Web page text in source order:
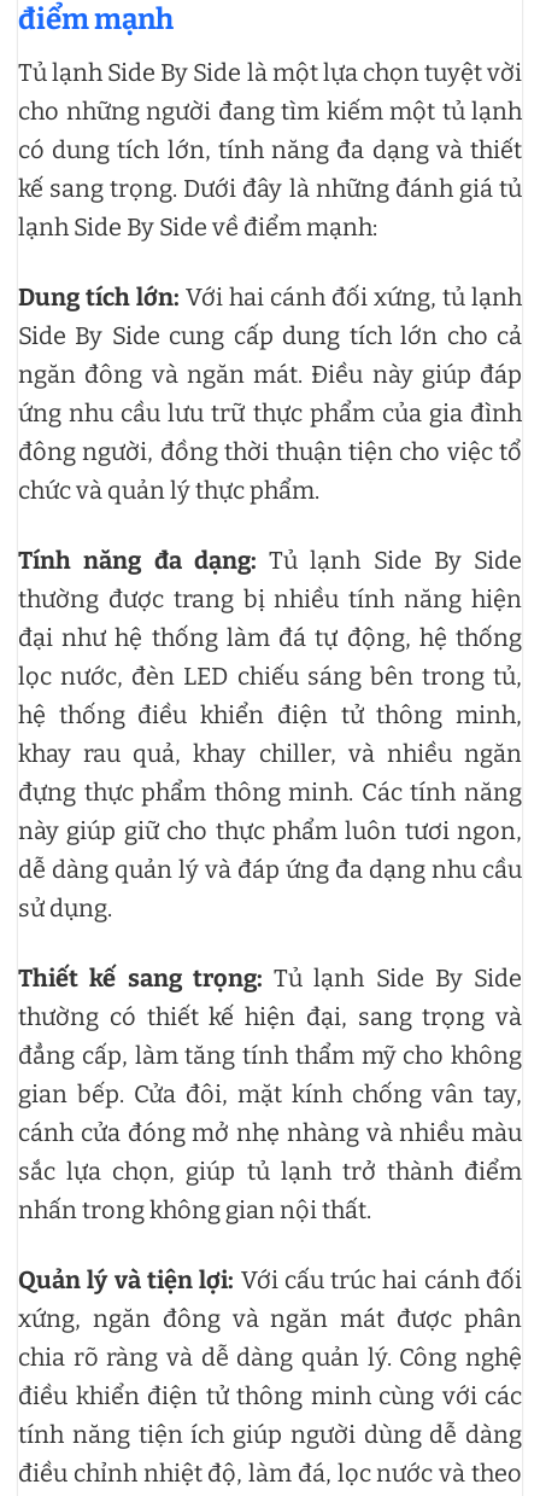
điểm mạnh
Tủ lạnh Side By Side là một lựa chọn tuyệt vời
cho những người đang tìm kiếm một tủ lạnh
có dung tích lớn, tính năng đa dạng và thiết
kế sang trọng. Dưới đây là những đánh giá tủ
lạnh Side By Side về điểm mạnh:
Dung tích lớn: Với hai cánh đối xứng, tủ lạnh
Side By Side cung cấp dung tích lớn cho cả
ngăn đông và ngăn mát. Điều này giúp đáp
ứng nhu cầu lưu trữ thực phẩm của gia đình
đông người, đồng thời thuận tiện cho việc tổ
chức và quản lý thực phẩm.
Tính năng đa dạng: Tủ lạnh Side By Side
thường được trang bị nhiều tính năng hiện
đại như hệ thống làm đá tự động, hệ thống
lọc nước, đèn LED chiếu sáng bên trong tủ,
hệ thống điều khiển điện tử thông minh,
khay rau quả, khay chiller, và nhiều ngăn
đựng thực phẩm thông minh. Các tính năng
này giúp giữ cho thực phẩm luôn tươi ngon,
dễ dàng quản lý và đáp ứng đa dạng nhu cầu
sử dụng.
Thiết kế sang trọng: Tủ lạnh Side By Side
thường có thiết kế hiện đại, sang trọng và
đẳng cấp, làm tăng tính thẩm mỹ cho không
gian bếp. Cửa đôi, mặt kính chống vân tay,
cánh cửa đóng mở nhẹ nhàng và nhiều màu
sắc lựa chọn, giúp tủ lạnh trở thành điểm
nhấn trong không gian nội thất.
Quản lý và tiện lợi: Với cấu trúc hai cánh đối
xứng, ngăn đông và ngăn mát được phân
chia rõ ràng và dễ dàng quản lý. Công nghệ
điều khiển điện tử thông minh cùng với các
tính năng tiện ích giúp người dùng dễ dàng
điều chỉnh nhiệt độ, làm đá, lọc nước và theo